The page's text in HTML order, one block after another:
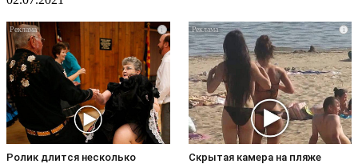
i
Ролик длится несколько
i
Скрытая камера на пляже